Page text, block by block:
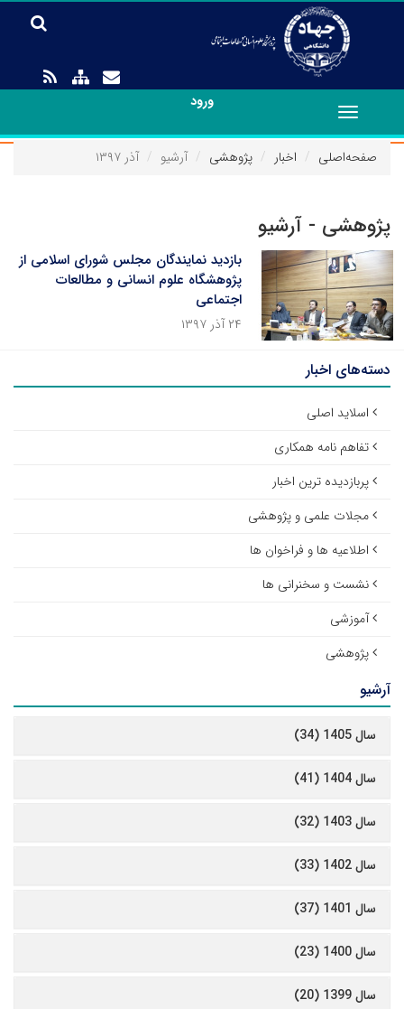
ورود
Toggle
navigation
صفحه‌اصلی
اخبار پژوهشی آرشیو آذر ۱۳۹۷
پژوهشی - آرشیو
بازدید نمایندگان مجلس شورای اسلامی از
پژوهشگاه علوم انسانی و مطالعات
اجتماعی
۲۴ آذر ۱۳۹۷
دسته‌های اخبار
اسلاید اصلی
تفاهم نامه همکاری
پربازدیده ترین اخبار
مجلات علمی و پژوهشی
اطلاعیه ها و فراخوان ها
نشست و سخنرانی ها
آموزشی
پژوهشی
آرشیو
سال 1405 (34)
سال 1404 (41)
سال 1403 (32)
سال 1402 (33)
سال 1401 (37)
سال 1400 (23)
سال 1399 (20)